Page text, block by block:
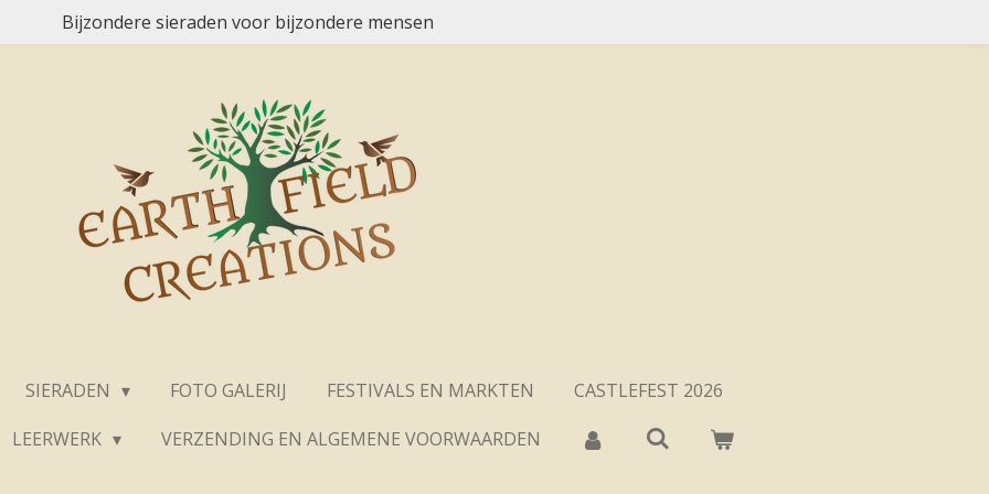
Bijzondere sieraden voor bijzondere mensen
SIERADEN FOTO GALERIJ FESTIVALS EN MARKTEN
CASTLEFEST 2026
LEERWERK VERZENDING EN ALGEMENE VOORWAARDEN